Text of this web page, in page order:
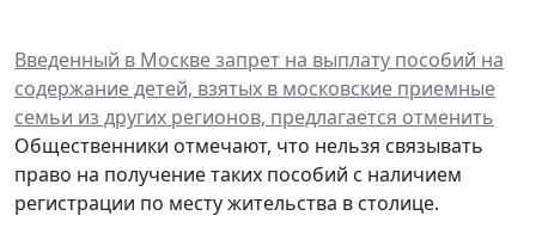
Введенный в Москве запрет на выплату пособий на
содержание детей, взятых в московские приемные
семьи из других регионов, предлагается отменить
Общественники отмечают, что нельзя связывать
право на получение таких пособий с наличием
регистрации по месту жительства в столице.